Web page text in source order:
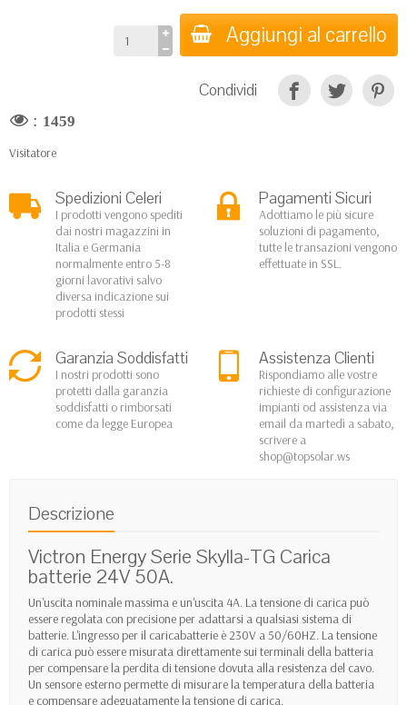
Aggiungi al carrello
Condividi
: 1459
Visitatore
Spedizioni Celeri
I prodotti vengono spediti
dai nostri magazzini in
Italia e Germania
normalmente entro 5-8
giorni lavorativi salvo
diversa indicazione sui
prodotti stessi
Pagamenti Sicuri
Adottiamo le più sicure
soluzioni di pagamento,
tutte le transazioni vengono
effettuate in SSL.
Garanzia Soddisfatti
I nostri prodotti sono
protetti dalla garanzia
soddisfatti o rimborsati
come da legge Europea
Assistenza Clienti
Rispondiamo alle vostre
richieste di configurazione
impianti od assistenza via
email da martedì a sabato,
scrivere a
shop@topsolar.ws
Descrizione
Victron Energy Serie Skylla-TG Carica
batterie 24V 50A.
Un'uscita nominale massima e un'uscita 4A. La tensione di carica può
essere regolata con precisione per adattarsi a qualsiasi sistema di
batterie. L'ingresso per il caricabatterie è 230V a 50/60HZ. La tensione
di carica può essere misurata direttamente sui terminali della batteria
per compensare la perdita di tensione dovuta alla resistenza del cavo.
Un sensore esterno permette di misurare la temperatura della batteria
e compensare adeguatamente la tensione di carica.